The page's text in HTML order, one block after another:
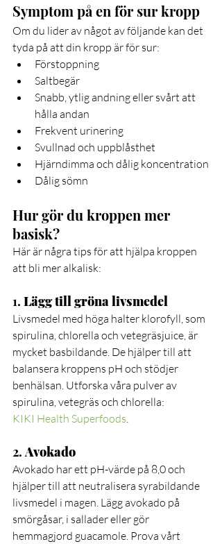
Symptom på en för sur kropp
Om du lider av något av följande kan det
tyda på att din kropp är för sur:
Förstoppning
Saltbegär
Snabb, ytlig andning eller svårt att
hålla andan
Frekvent urinering
Svullnad och uppblåsthet
Hjärndimma och dålig koncentration
Dålig sömn
Hur gör du kroppen mer
basisk?
Här är några tips för att hjälpa kroppen
att bli mer alkalisk:
1. Lägg till gröna livsmedel
Livsmedel med höga halter klorofyll, som
spirulina, chlorella och vetegräsjuice, är
mycket basbildande. De hjälper till att
balansera kroppens pH och stödjer
benhälsan. Utforska våra pulver av
spirulina, vetegräs och chlorella:
KIKI Health Superfoods
2. Avokado
Avokado har ett pH-värde på 8,0 och
hjälper till att neutralisera syrabildande
livsmedel i magen. Lägg avokado på
smörgåsar, i sallader eller gör
hemmagjord guacamole. Prova vårt